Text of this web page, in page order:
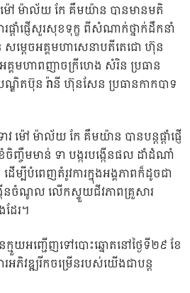
ៅ​ ម៉ាល័យ កែ​ គឹមយ៉ាន​ បានមានមតិ
ាំផ្ញើសួរសុខទុក្ខ ពីសំណាក់ថ្នាក់ដឹកនាំ
ម្ដេចអគ្គមហាសេនាបតីតេជោ ហ៊ុន
អគ្គមហាពញាចក្រីហេង សំរិន ប្រធាន
បណ្ឌិតប៊ុន​ រ៉ានី​ ហ៊ុនសែន​ ប្រធានកាកបាទ
ម៉ៅ​ ម៉ាល័យ​ កែ​ គឹមយ៉ាន​ បានបន្តផ្តាំផ្ញើ
ញ្ចឹមមាន់​ ទា​ បង្ក​រ​បង្កើនផល​ ដាំដំណាំ
ើម្បីបំពេញតំរូវការក្នុងអង្គភាពក៏ដូចជា
ើនចំណូល លើកស្ទួយជីវភាពគ្រួសារ
ែរ។
មួយអញ្ជើញទៅបោះឆ្នោតនៅថ្ងៃទី២៩​ ខែ
រអភិវឌ្ឍរីកចម្រើនរបស់យើងជាបន្ត